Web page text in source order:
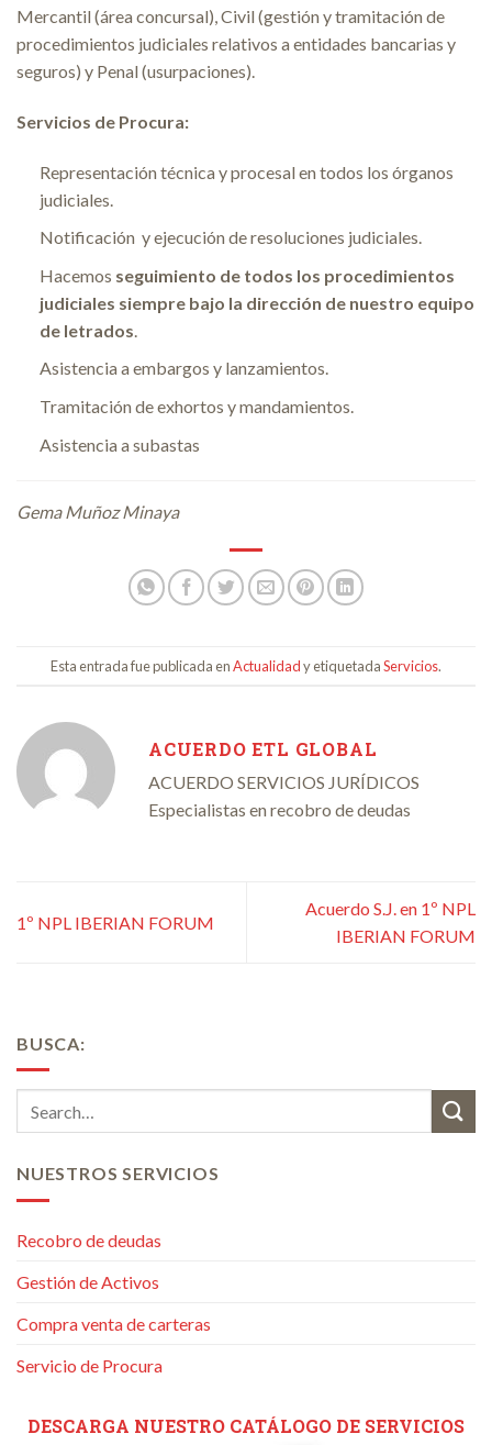
Mercantil (área concursal), Civil (gestión y tramitación de
procedimientos judiciales relativos a entidades bancarias y
seguros) y Penal (usurpaciones).
Servicios de Procura:
Representación técnica y procesal en todos los órganos
judiciales.
Notificación y ejecución de resoluciones judiciales.
Hacemos seguimiento de todos los procedimientos
judiciales siempre bajo la dirección de nuestro equipo
de letrados
Asistencia a embargos y lanzamientos.
Tramitación de exhortos y mandamientos.
Asistencia a subastas
Gema Muñoz Minaya
Esta entrada fue publicada enActualidady etiquetadaServicios.
ACUERDO ETL GLOBAL
ACUERDO SERVICIOS JURÍDICOS
Especialistas en recobro de deudas
1º NPL IBERIAN FORUM
Acuerdo S.J. en 1º NPL
IBERIAN FORUM
BUSCA:
NUESTROS SERVICIOS
Recobro de deudas
Gestión de Activos
Compra venta de carteras
Servicio de Procura
DESCARGA NUESTRO CATÁLOGO DE SERVICIOS